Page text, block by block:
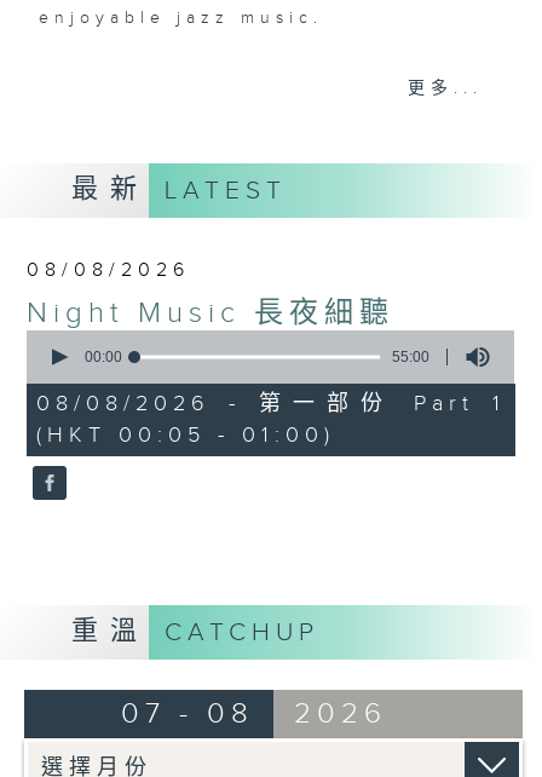
enjoyable jazz music.
When you are alone and sleepless,
「長夜細聽」節目當然少不了氣質優雅的作
品，每晚亦會精選一些中國音樂送上。週五和
如果哪天你不能入睡，別忘了第四台這裡總有
更多...
最新 LATEST
08/08/2026
Night Music 長夜細聽
seconds
55
minutes,
0
seconds
00:00 55:00
08/08/2026 - 第一部份 Part 1
(HKT 00:05 - 01:00)
重溫 CATCHUP
07 - 08 2026